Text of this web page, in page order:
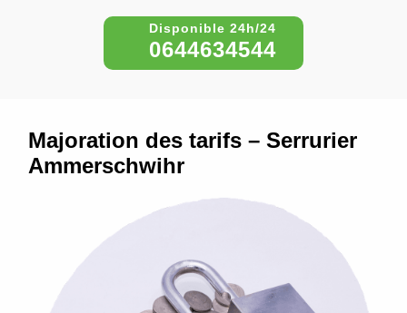
0644634544
Majoration des tarifs – Serrurier
Ammerschwihr